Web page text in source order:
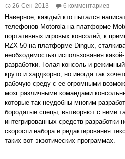
26-Сен-2013 6 комментариев
Наверное, каждый кто пытался
телефонов Motorola на платформе
портативных игровых консолей, к
RZX-50 на платформе Dingux,
необходимостью использования
разработки. Голая консоль и
круто и хардкорно, но иногда так
рабочую среду с ее огромными
мозг различными командами
которые так неудобны многим
бородатые спецы, вытворяют с ними
интегрированных средств разработки
скорости набора и редактирования
таких вот экзотических программах.